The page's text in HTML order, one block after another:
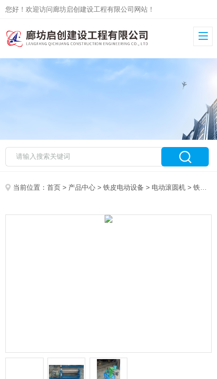
您好！欢迎访问廊坊启创建设工程有限公司网站！
当前位置：首页 > 产品中心 >铁皮电动设备 > 电动滚圆机 > 铁皮滚圆机网络销售厂家